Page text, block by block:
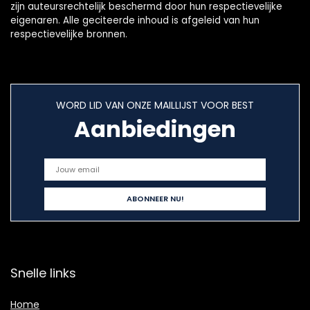
zijn auteursrechtelijk beschermd door hun respectievelijke
eigenaren. Alle geciteerde inhoud is afgeleid van hun
respectievelijke bronnen.
WORD LID VAN ONZE MAILLIJST VOOR BEST
Aanbiedingen
Snelle links
Home